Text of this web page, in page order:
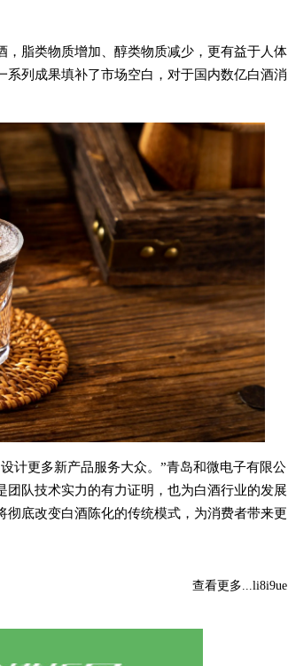
脂类物质增加、醇类物质减少，更有益于人体
列成果填补了市场空白，对于国内数亿白酒消
计更多新产品服务大众。”青岛和微电子有限公
队技术实力的有力证明，也为白酒行业的发展
底改变白酒陈化的传统模式，为消费者带来更
查看更多...li8i9ue